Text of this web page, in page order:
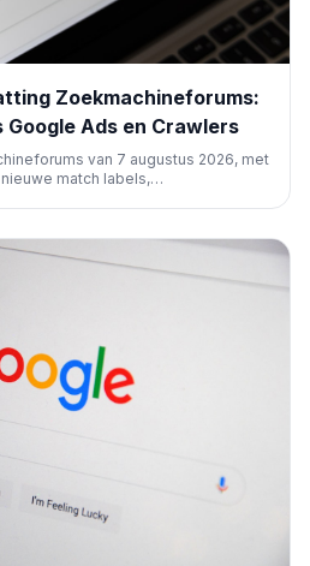
Zoekmachineforums:
Google Ads en Crawlers
van 7 augustus 2026, met
match labels,